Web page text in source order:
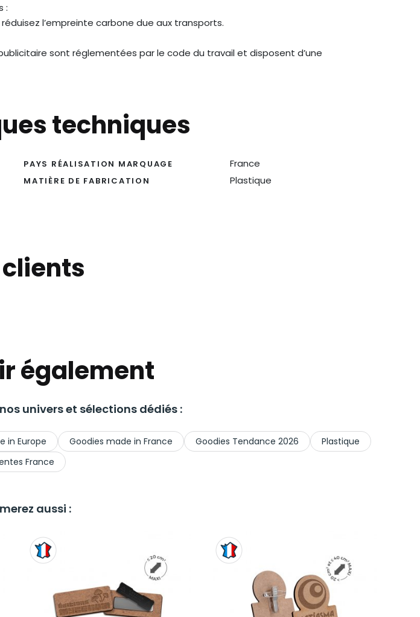
:
l’empreinte carbone due aux transports.
sont réglementées par le code du travail et disposent d’une
techniques
PAYS RÉALISATION MARQUAGE France
MATIÈRE DE FABRICATION Plastique
également
univers et sélections dédiés :
in Europe Goodies made in France Goodies Tendance 2026
Plastique
France
aussi :